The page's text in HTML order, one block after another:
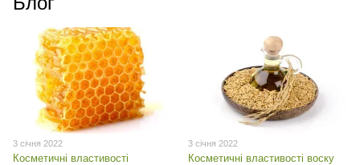
3 січня 2022
Косметичні властивості
3 січня 2022
Косметичні властивості воску